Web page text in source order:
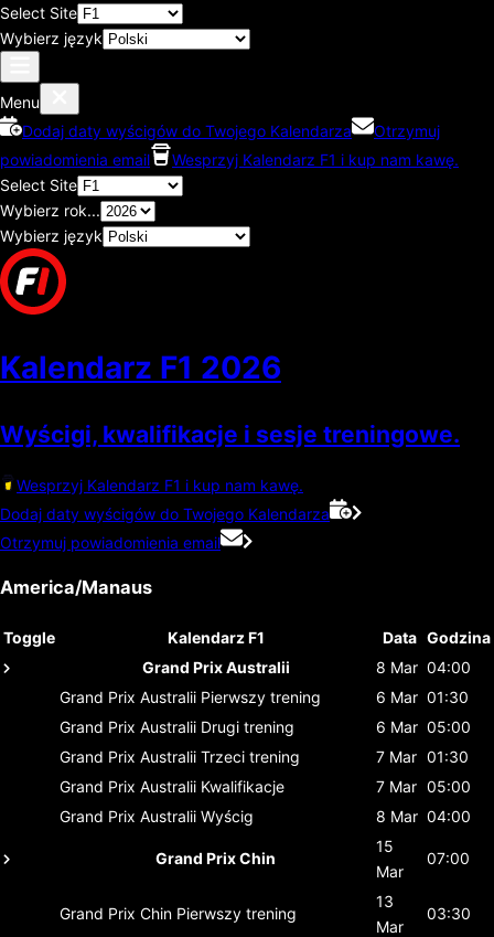
Select Site
Wybierz język
Menu
Dodaj daty wyścigów do Twojego Kalendarza
Otrzymuj
powiadomienia email
Wesprzyj Kalendarz F1 i kup nam kawę.
Select Site
Wybierz rok...
Wybierz język
Kalendarz F1 2026
Wyścigi, kwalifikacje i sesje treningowe.
Wesprzyj Kalendarz F1 i kup nam kawę.
Dodaj daty wyścigów do Twojego Kalendarza
Otrzymuj powiadomienia email
America/Manaus
Toggle Kalendarz F1 Data Godzina
Grand Prix Australii
8 Mar 04:00
Grand Prix Australii Pierwszy trening 6 Mar 01:30
Grand Prix Australii Drugi trening 6 Mar 05:00
Grand Prix Australii Trzeci trening 7 Mar 01:30
Grand Prix Australii Kwalifikacje 7 Mar 05:00
Grand Prix Australii Wyścig 8 Mar 04:00
Grand Prix Chin
15
Mar
07:00
Grand Prix Chin Pierwszy trening
13
Mar
03:30